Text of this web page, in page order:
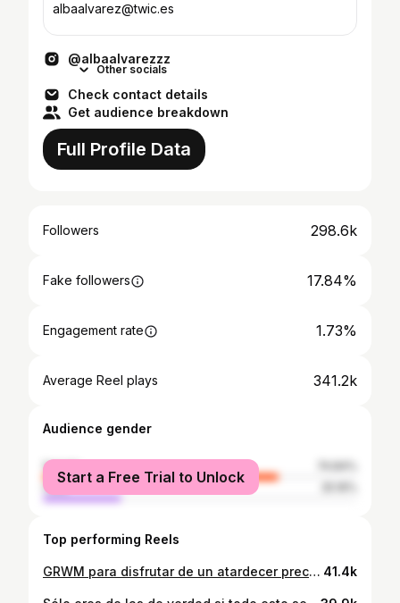
albaalvarez@twic.es
@albaalvarezzz
Other socials
Check contact details
Get audience breakdown
Full Profile Data
Followers 298.6k
Fake followers 17.84%
Engagement rate 1.73%
Average Reel plays 341.2k
Audience gender
female
male
Start a Free Trial to Unlock
Top performing Reels
GRWM para disfrutar de un atardecer precioso con tu amiga 💖 #toletas #mexico #grwm 41.4k